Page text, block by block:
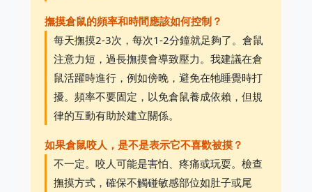
撫摸倉鼠的頻率和時間應該如何控制？
每天撫摸2-3次，每次1-2分鐘就足夠了。倉鼠
注意力短，過長撫摸會導致壓力。我建議在倉
鼠活躍時進行，例如傍晚，避免在牠睡覺時打
擾。頻率不要固定，以免倉鼠養成依賴，但規
律的互動有助於建立關係。
如果倉鼠咬人，是不是表示它不喜歡被摸？
不一定。咬人可能是害怕、疼痛或玩耍。檢查
撫摸方式，確保不觸碰敏感部位如肚子或尾